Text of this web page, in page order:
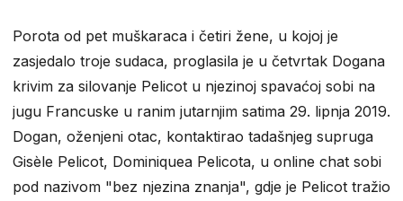
Porota od pet muškaraca i četiri žene, u kojoj je
zasjedalo troje sudaca, proglasila je u četvrtak Dogana
krivim za silovanje Pelicot u njezinoj spavaćoj sobi na
jugu Francuske u ranim jutarnjim satima 29. lipnja 2019.
Dogan, oženjeni otac, kontaktirao tadašnjeg supruga
Gisèle Pelicot, Dominiquea Pelicota, u online chat sobi
pod nazivom "bez njezina znanja", gdje je Pelicot tražio